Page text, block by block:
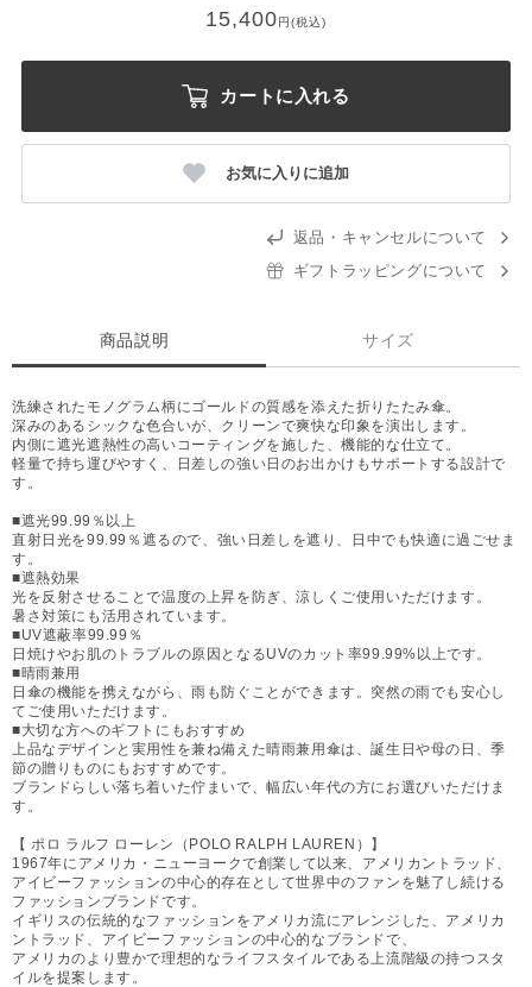
15,400円(税込)
カートに入れる
お気に入りに追加
返品・キャンセルについて
ギフトラッピングについて
商品説明 サイズ
洗練されたモノグラム柄にゴールドの質感を添えた折りたたみ傘。
深みのあるシックな色合いが、クリーンで爽快な印象を演出します。
内側に遮光遮熱性の高いコーティングを施した、機能的な仕立て。
軽量で持ち運びやすく、日差しの強い日のお出かけもサポートする設計で
す。
■遮光99.99％以上
直射日光を99.99％遮るので、強い日差しを遮り、日中でも快適に過ごせま
す。
■遮熱効果
光を反射させることで温度の上昇を防ぎ、涼しくご使用いただけます。
暑さ対策にも活用されています。
■UV遮蔽率99.99％
日焼けやお肌のトラブルの原因となるUVのカット率99.99%以上です。
■晴雨兼用
日傘の機能を携えながら、雨も防ぐことができます。突然の雨でも安心し
てご使用いただけます。
■大切な方へのギフトにもおすすめ
上品なデザインと実用性を兼ね備えた晴雨兼用傘は、誕生日や母の日、季
節の贈りものにもおすすめです。
ブランドらしい落ち着いた佇まいで、幅広い年代の方にお選びいただけま
す。
【 ポロ ラルフ ローレン（POLO RALPH LAUREN）】
1967年にアメリカ・ニューヨークで創業して以来、アメリカントラッド、
アイビーファッションの中心的存在として世界中のファンを魅了し続ける
ファッションブランドです。
イギリスの伝統的なファッションをアメリカ流にアレンジした、アメリカ
ントラッド、アイビーファッションの中心的なブランドで、
アメリカのより豊かで理想的なライフスタイルである上流階級の持つスタ
イルを提案します。